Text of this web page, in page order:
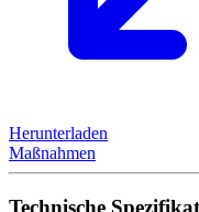
Herunterladen
Maßnahmen
Technische